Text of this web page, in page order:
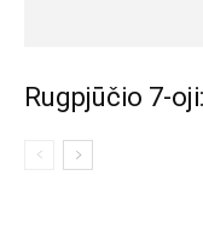
Rugpjūčio 7-